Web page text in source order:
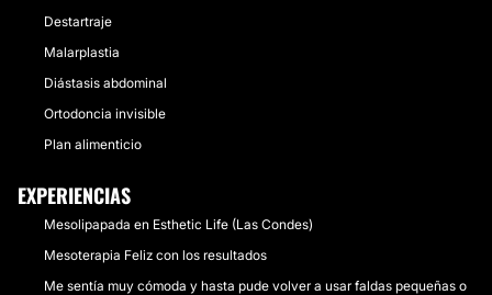
Destartraje
Malarplastia
Diástasis abdominal
Ortodoncia invisible
Plan alimenticio
EXPERIENCIAS
Mesolipapada en Esthetic Life (Las Condes)
Mesoterapia Feliz con los resultados
Me sentía muy cómoda y hasta pude volver a usar faldas pequeñas o